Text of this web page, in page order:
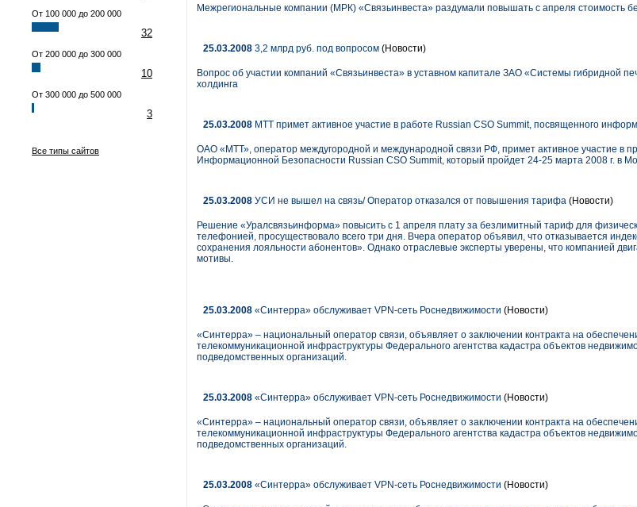
От 100 000 до 200 000
32
От 200 000 до 300 000
10
От 300 000 до 500 000
3
Все типы сайтов
Межрегиональные компании (МРК) «Связьинвеста» раздумали повышать с апреля стоимость
25.03.2008 3,2 млрд руб. под вопросом (Новости)
Вопрос об участии компаний «Связьинвеста» в уставном капитале ЗАО «Системы гибридной
холдинга
25.03.2008 МТТ примет активное участие в работе Russian CSO Summit, посвященного
ОАО «МТТ», оператор междугородной и международной связи РФ, примет активное участие в
Информационной Безопасности Russian CSO Summit, который пройдет 24-25 марта 2008 г. в
25.03.2008 УСИ не вышел на связь/ Оператор отказался от повышения тарифа (Новости)
Решение «Уралсвязьинформа» повысить с 1 апреля плату за безлимитный тариф для
телефонией, просуществовало всего три дня. Вчера оператор объявил, что отказывается
сохранения лояльности абонентов». Однако отраслевые эксперты уверены, что компанией
мотивы.
25.03.2008 «Синтерра» обслуживает VPN-сеть Роснедвижимости (Новости)
«Синтерра» – национальный оператор связи, объявляет о заключении контракта на
телекоммуникационной инфраструктуры Федерального агентства кадастра объектов
подведомственных организаций.
25.03.2008 «Синтерра» обслуживает VPN-сеть Роснедвижимости (Новости)
«Синтерра» – национальный оператор связи, объявляет о заключении контракта на
телекоммуникационной инфраструктуры Федерального агентства кадастра объектов
подведомственных организаций.
25.03.2008 «Синтерра» обслуживает VPN-сеть Роснедвижимости (Новости)